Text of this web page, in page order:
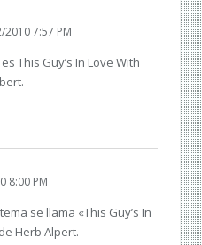
2010 7:57 PM
This Guy’s In Love With
8:00 PM
se llama «This Guy’s In
Herb Alpert.